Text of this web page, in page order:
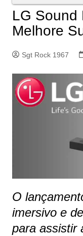
LG Sound
Melhore
Sgt Rock 1967
O
imersivo e
para assistir